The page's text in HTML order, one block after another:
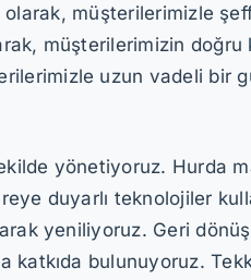
olarak, müşterilerimizle
müşterilerimizin
uzun vadeli bir
yönetiyoruz. Hurda
duyarlı teknolojiler
yeniliyoruz. Geri
katkıda bulunuyoruz.